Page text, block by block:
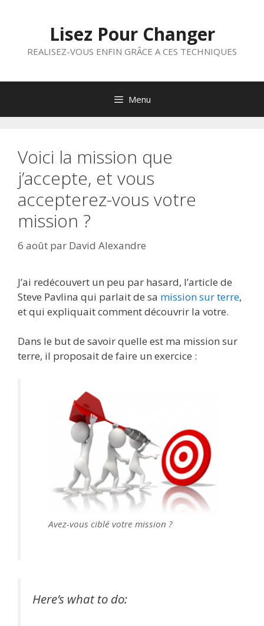
Lisez Pour Changer
REALISEZ-VOUS ENFIN GRÂCE A CES TECHNIQUES
Menu
Voici la mission que
j’accepte, et vous
accepterez-vous votre
mission ?
6 août par David Alexandre
J’ai redécouvert un peu par hasard, l’article de
Steve Pavlina qui parlait de sa mission sur terre,
et qui expliquait comment découvrir la votre.
Dans le but de savoir quelle est ma mission sur
terre, il proposait de faire un exercice :
Avez-vous ciblé votre mission ?
Here’s what to do: